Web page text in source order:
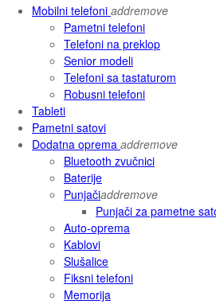
Mobilni telefoni addremove
Pametni telefoni
Telefoni na preklop
Senior modeli
Telefoni sa tastaturom
Robusni telefoni
Tableti
Pametni satovi
Dodatna oprema addremove
Bluetooth zvučnici
Baterije
Punjačiaddremove
Punjači za pametne
Auto-oprema
Kablovi
Slušalice
Fiksni telefoni
Memorija